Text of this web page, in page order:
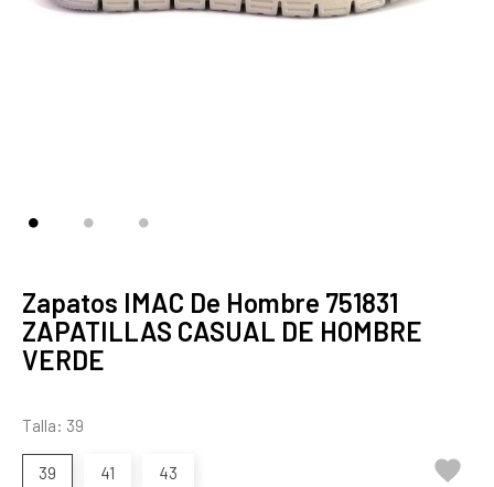
Zapatos IMAC De Hombre 751831
ZAPATILLAS CASUAL DE HOMBRE
VERDE
Talla: 39
39 41 43 